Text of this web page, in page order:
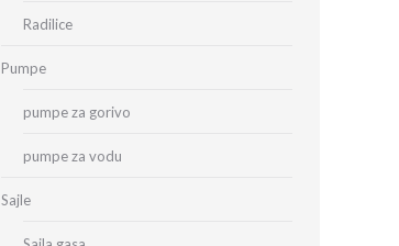
Radilice
Pumpe
pumpe za gorivo
pumpe za vodu
Sajle